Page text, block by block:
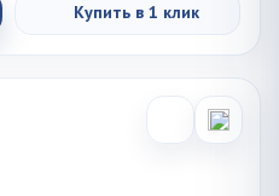
Купить в 1 клик